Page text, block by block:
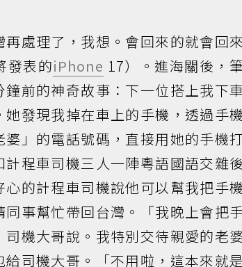
處理了，我想。會回來的就會回
發表的iPhone 17）。進海關後，
前的神奇故事：下一位搭上我下
發現我掉在車上的手機，透過手
」的電話號碼，直接用她的手機
程車司機三人一陣粵語國語交雜
的計程車司機說他可以幫我把手
事幫忙帶回台灣。「我晚上會把
機大哥說。我特別交待親愛的老
司機大哥。「不用啦，這本來就